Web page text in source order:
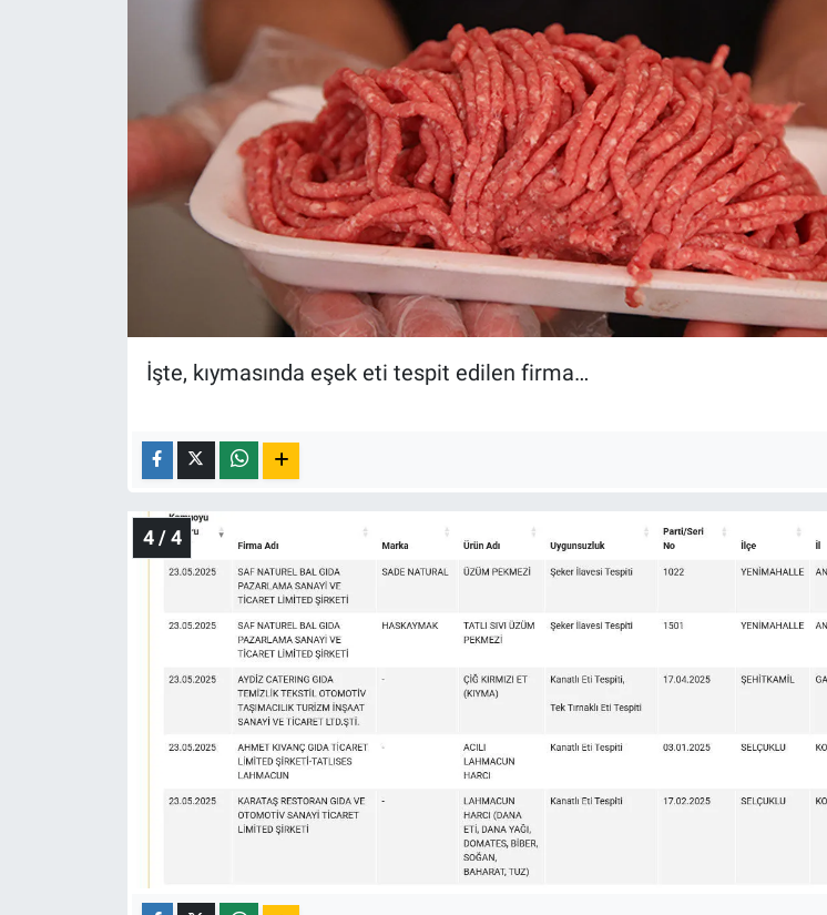
İşte, kıymasında eşek eti tespit edilen firma…
4 / 4